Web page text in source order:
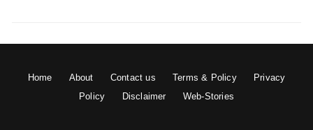
Home About Contact us Terms & Policy
Privacy
Policy
Disclaimer Web-Stories